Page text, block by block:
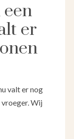
er
valt er nog
vroeger. Wij